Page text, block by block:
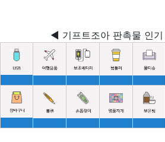
◀ 기프트조아 판촉물 인